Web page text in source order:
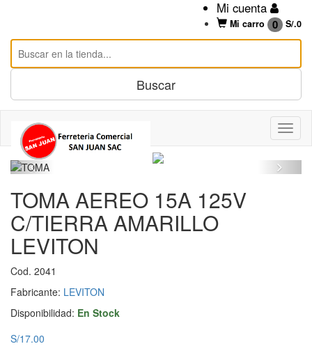
Mi cuenta
Mi carro 0 S/.0
TOMA AEREO 15A 125V
C/TIERRA AMARILLO
LEVITON
Cod. 2041
Fabricante: LEVITON
Disponibilidad: En Stock
S/17.00